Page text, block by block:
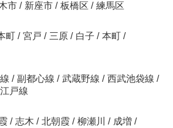
市 / 新座市 / 板橋区 / 練馬区
町 / 宮戸 / 三原 / 白子 / 本町 /
/ 副都心線 / 武蔵野線 / 西武池袋線 /
戸線
/ 志木 / 北朝霞 / 柳瀬川 / 成増 /